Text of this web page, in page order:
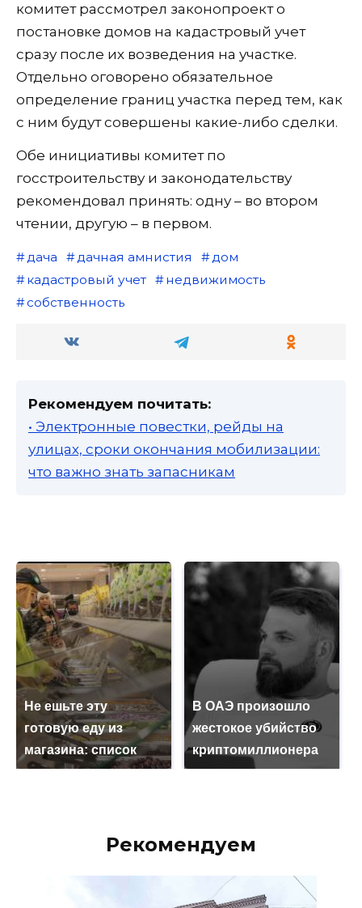
комитет рассмотрел законопроект о
постановке домов на кадастровый учет
сразу после их возведения на участке.
Отдельно оговорено обязательное
определение границ участка перед тем, как
с ним будут совершены какие-либо сделки.
Обе инициативы комитет по
госстроительству и законодательству
рекомендовал принять: одну – во втором
чтении, другую – в первом.
дача дачная амнистия
дом
кадастровый учет
недвижимость
собственность
Рекомендуем почитать:
• Электронные повестки, рейды на
улицах, сроки окончания мобилизации:
что важно знать запасникам
Не ешьте эту
готовую еду из
магазина: список
В ОАЭ произошло
жестокое убийство
криптомиллионера
Рекомендуем